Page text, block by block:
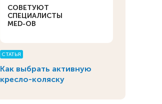
СОВЕТУЮТ
СПЕЦИАЛИСТЫ
MED-OB
СТАТЬЯ
Как выбрать активную
кресло-коляску